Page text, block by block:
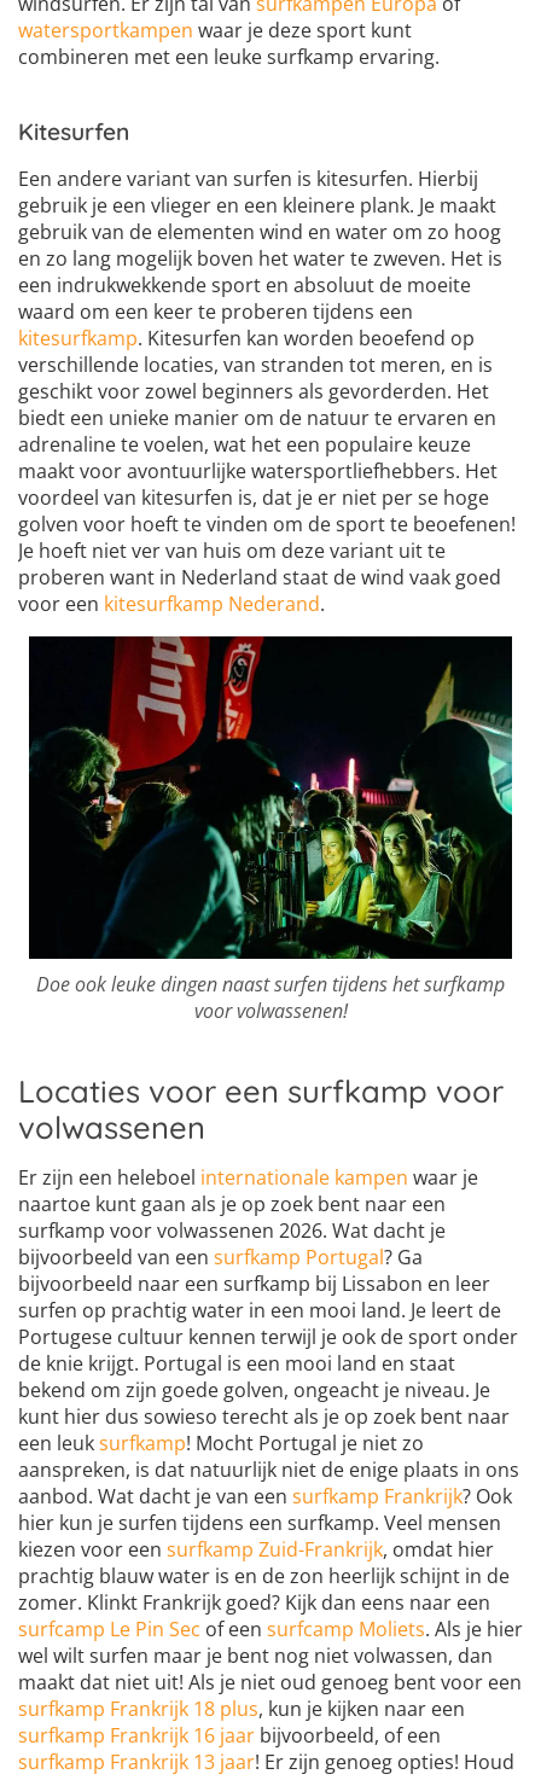
watersportkampen waar je deze sport kunt
combineren met een leuke surfkamp ervaring.
Kitesurfen
Een andere variant van surfen is kitesurfen. Hierbij
gebruik je een vlieger en een kleinere plank. Je maakt
gebruik van de elementen wind en water om zo hoog
en zo lang mogelijk boven het water te zweven. Het is
een indrukwekkende sport en absoluut de moeite
waard om een keer te proberen tijdens een
kitesurfkamp. Kitesurfen kan worden beoefend op
verschillende locaties, van stranden tot meren, en is
geschikt voor zowel beginners als gevorderden. Het
biedt een unieke manier om de natuur te ervaren en
adrenaline te voelen, wat het een populaire keuze
maakt voor avontuurlijke watersportliefhebbers. Het
voordeel van kitesurfen is, dat je er niet per se hoge
golven voor hoeft te vinden om de sport te beoefenen!
Je hoeft niet ver van huis om deze variant uit te
proberen want in Nederland staat de wind vaak goed
voor een kitesurfkamp Nederand.
Doe ook leuke dingen naast surfen tijdens het surfkamp
voor volwassenen!
Locaties voor een surfkamp voor
volwassenen
Er zijn een heleboel internationale kampen waar je
naartoe kunt gaan als je op zoek bent naar een
surfkamp voor volwassenen 2026. Wat dacht je
bijvoorbeeld van een surfkamp Portugal? Ga
bijvoorbeeld naar een surfkamp bij Lissabon en leer
surfen op prachtig water in een mooi land. Je leert de
Portugese cultuur kennen terwijl je ook de sport onder
de knie krijgt. Portugal is een mooi land en staat
bekend om zijn goede golven, ongeacht je niveau. Je
kunt hier dus sowieso terecht als je op zoek bent naar
een leuksurfkamp! Mocht Portugal je niet zo
aanspreken, is dat natuurlijk niet de enige plaats in ons
aanbod. Wat dacht je van een surfkamp Frankrijk? Ook
hier kun je surfen tijdens een surfkamp. Veel mensen
kiezen voor een surfkamp Zuid-Frankrijk, omdat hier
prachtig blauw water is en de zon heerlijk schijnt in de
zomer. Klinkt Frankrijk goed? Kijk dan eens naar een
surfcamp Le Pin Sec of een surfcamp Moliets. Als je hier
wel wilt surfen maar je bent nog niet volwassen, dan
maakt dat niet uit! Als je niet oud genoeg bent voor een
surfkamp Frankrijk 18 plus, kun je kijken naar een
surfkamp Frankrijk 16 jaar bijvoorbeeld, of een
surfkamp Frankrijk 13 jaar! Er zijn genoeg opties! Houd